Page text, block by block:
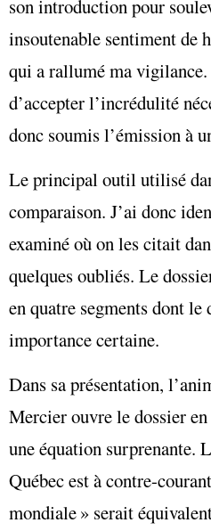
son introduction pour
insoutenable sentiment de
qui a rallumé ma vigilance.
d’accepter l’incrédulité
donc soumis l’émission à
Le principal outil utilisé
comparaison. J’ai donc
examiné où on les citait
quelques oubliés. Le
en quatre segments dont le
importance certaine.
Dans sa présentation,
Mercier ouvre le dossier
une équation surprenante.
Québec est à contre-
mondiale » serait